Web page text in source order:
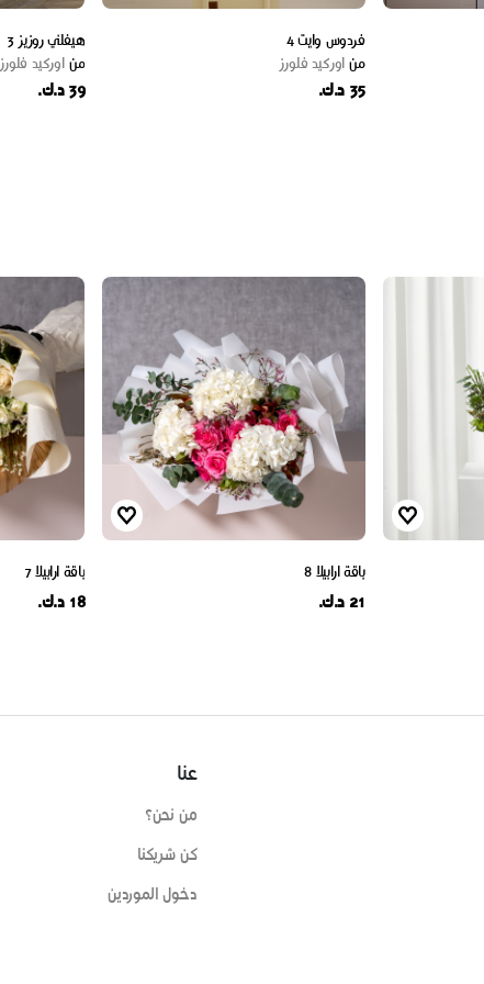
فردوس وايت 4
مناوركيد فلورز
35 د.ك.
هيفلني روزيز 3
من اوركيد فلورز
39 د.ك.
باقة ارابيلا 8
21 د.ك.
باقة ارابيلا 7
18 د.ك.
عنا
من نحن؟
كن شريكنا
دخول الموردين